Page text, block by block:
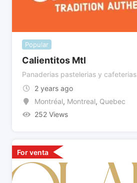
Popular
Calientitos Mtl
Panaderias pastelerias y cafeterias
2 years ago
Montréal, Montreal, Quebec
252 Views
For venta